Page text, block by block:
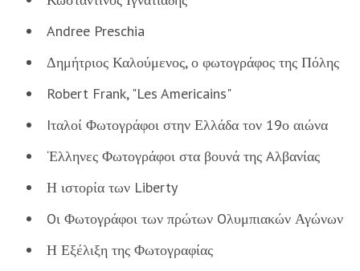
Andree Preschia
Δημήτριος Καλούμενος, ο φωτογράφος της Πόλης
Robert Frank, "Les Americains"
Iταλοί Φωτογράφοι στην Ελλάδα τον 19ο αιώνα
‘Ελληνες Φωτογράφοι στα βουνά της Aλβανίας
Η ιστορία των Liberty
Oι Φωτογράφοι των πρώτων Oλυμπιακών Αγώνων
Η Εξέλιξη της Φωτογραφίας